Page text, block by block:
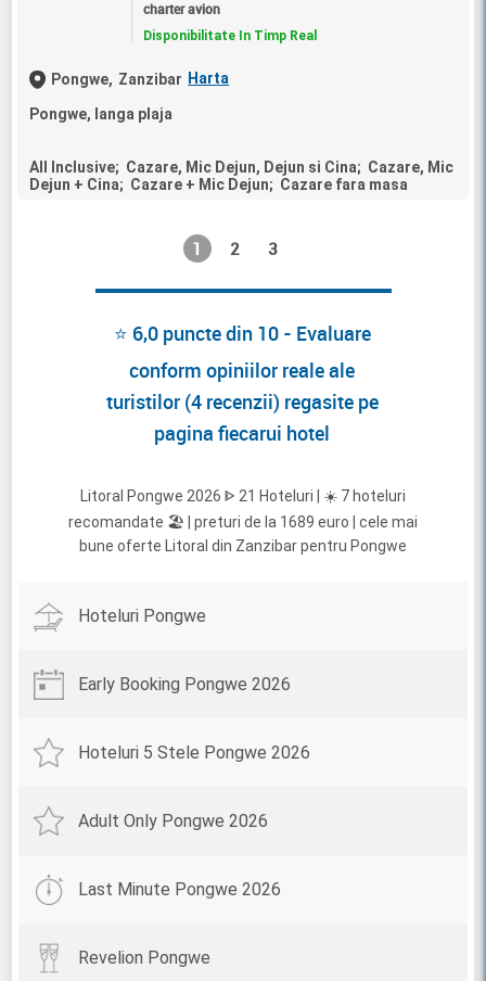
charter avion
Disponibilitate In Timp Real
Pongwe, Zanzibar Harta
Pongwe, langa plaja
All Inclusive; Cazare, Mic Dejun, Dejun si Cina; Cazare, Mic
Dejun + Cina; Cazare + Mic Dejun; Cazare fara masa
1 2 3
⭐ 6,0 puncte din 10 - Evaluare
conform opiniilor reale ale
turistilor (4 recenzii) regasite pe
pagina fiecarui hotel
Litoral Pongwe 2026 ᐈ 21 Hoteluri | ☀️ 7 hoteluri
recomandate 🏖️ | preturi de la 1689 euro | cele mai
bune oferte Litoral din Zanzibar pentru Pongwe
Hoteluri Pongwe
Early Booking Pongwe 2026
Hoteluri 5 Stele Pongwe 2026
Adult Only Pongwe 2026
Last Minute Pongwe 2026
Revelion Pongwe